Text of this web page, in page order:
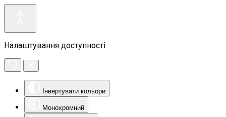
Налаштування доступності
Інвертувати кольори
Монохромний